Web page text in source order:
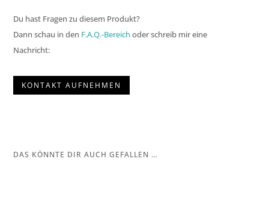
Du hast Fragen zu diesem Produkt?
Dann schau in den F.A.Q.-Bereich oder schreib mir eine
Nachricht:
KONTAKT AUFNEHMEN
DAS KÖNNTE DIR AUCH GEFALLEN …